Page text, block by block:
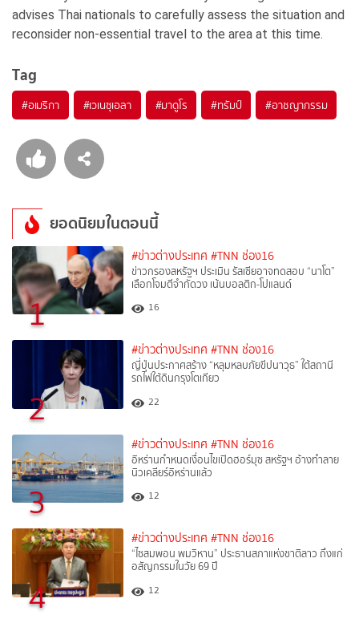
advises Thai nationals to carefully assess the situation and
reconsider non-essential travel to the area at this time.
Tag
#อเมริกา #เวเนซุเอลา #มาดูโร #ทรัมป์ #อาชญากรรม
ยอดนิยมในตอนนี้
1
#ข่าวต่างประเทศ #TNN ช่อง16
ข่าวกรองสหรัฐฯ ประเมิน รัสเซียอาจทดสอบ “นาโต”
เลือกโจมตีจำกัดวง เน้นบอลติก-โปแลนด์
16
2
#ข่าวต่างประเทศ #TNN ช่อง16
ญี่ปุ่นประกาศสร้าง “หลุมหลบภัยขีปนาวุธ” ใต้สถานี
รถไฟใต้ดินกรุงโตเกียว
22
3
#ข่าวต่างประเทศ #TNN ช่อง16
อิหร่านกำหนดเงื่อนไขเปิดฮอร์มุซ สหรัฐฯ อ้างทำลาย
นิวเคลียร์อิหร่านแล้ว
12
4
#ข่าวต่างประเทศ #TNN ช่อง16
“ไซสมพอน พมวิหาน” ประธานสภาแห่งชาติลาว ถึงแก่
อสัญกรรมในวัย 69 ปี
12